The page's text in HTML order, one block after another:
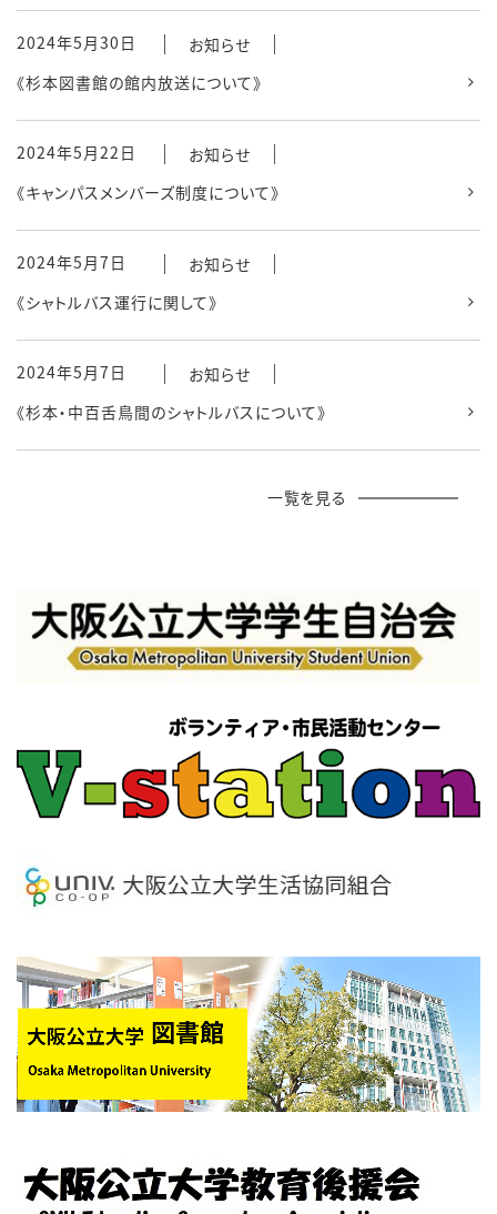
2024年5月30日
お知らせ
《杉本図書館の館内放送について》
2024年5月22日
お知らせ
《キャンパスメンバーズ制度について》
2024年5月7日
お知らせ
《シャトルバス運行に関して》
2024年5月7日
お知らせ
《杉本・中百舌鳥間のシャトルバスについて》
一覧を見る